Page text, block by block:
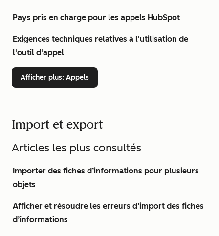
Pays pris en charge pour les appels HubSpot
Exigences techniques relatives à l'utilisation de
l'outil d'appel
Afficher plus: Appels
Import et export
Articles les plus consultés
Importer des fiches d’informations pour plusieurs
objets
Afficher et résoudre les erreurs d’import des fiches
d’informations